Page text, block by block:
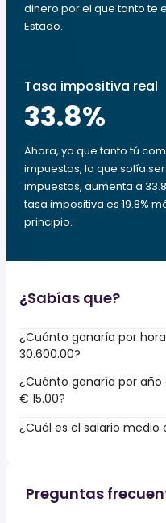
dinero por el que tanto te
Estado.
Tasa impositiva real
33.8%
Ahora, ya que tanto tú
impuestos, lo que solía
impuestos, aumenta a
tasa impositiva es 19.8%
principio.
¿Sabías que?
¿Cuánto ganaría por
30.600.00?
¿Cuánto ganaría por
€ 15.00?
¿Cuál es el salario medio
Preguntas